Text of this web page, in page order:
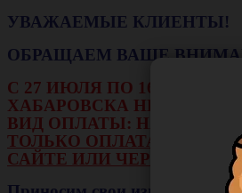
УВАЖАЕМЫЕ КЛИЕНТЫ!
ОБРАЩАЕМ ВАШЕ
С 27 ИЮЛЯ ПО 16
ХАБАРОВСКА НЕ БУДЕТ
ВИД ОПЛАТЫ: НАЛИЧНЫЕ
ТОЛЬКО ОПЛАТА
САЙТЕ ИЛИ ЧЕРЕЗ